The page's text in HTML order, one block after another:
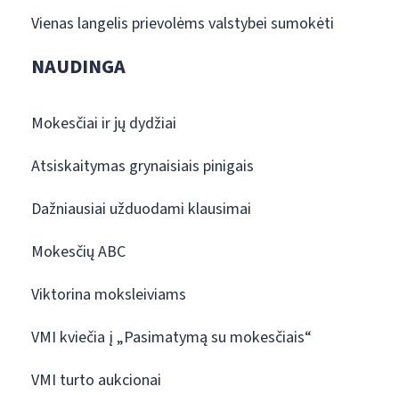
Vienas langelis prievolėms valstybei sumokėti
NAUDINGA
Mokesčiai ir jų dydžiai
Atsiskaitymas grynaisiais pinigais
Dažniausiai užduodami klausimai
Mokesčių ABC
Viktorina moksleiviams
VMI kviečia į „Pasimatymą su mokesčiais“
VMI turto aukcionai